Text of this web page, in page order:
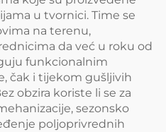
u tvornici. Time se
na terenu,
da već u roku od
funkcionalnim
čak i tijekom gušljivih
obzira koriste li se za
sezonsko
poljoprivrednih